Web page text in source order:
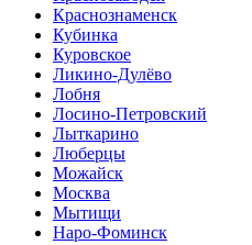
Краснознаменск
Кубинка
Куровское
Ликино-Дулёво
Лобня
Лосино-Петровский
Лыткарино
Люберцы
Можайск
Москва
Мытищи
Наро-Фоминск